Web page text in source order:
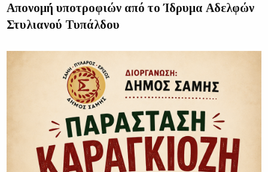
Απονομή υποτροφιών από το Ίδρυμα Αδελφών
Στυλιανού Τυπάλδου